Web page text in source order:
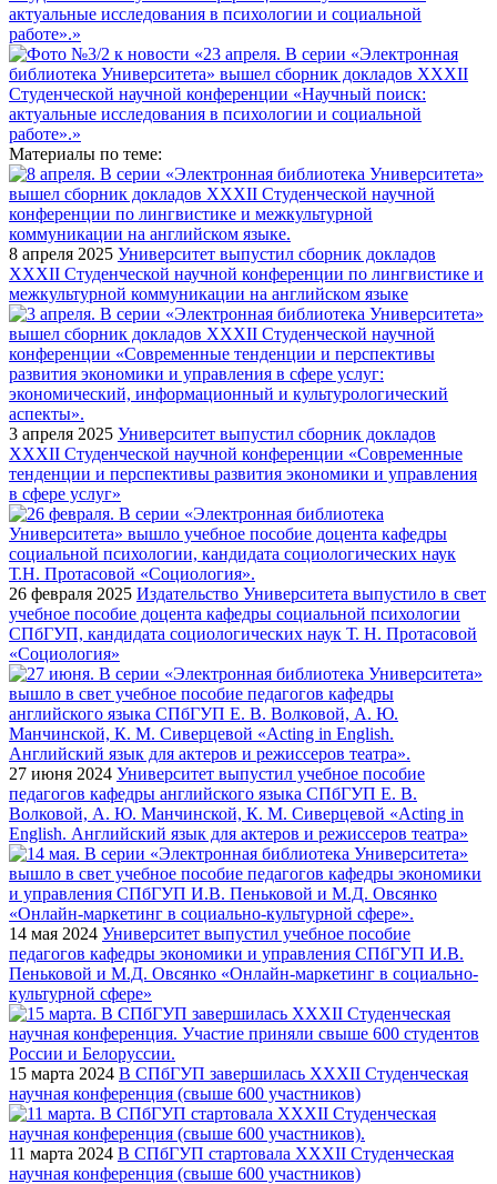
Материалы по теме:
8 апреля 2025 Университет выпустил сборник докладов
XXXII Студенческой научной конференции по лингвистике и
межкультурной коммуникации на английском языке
3 апреля 2025 Университет выпустил сборник докладов
XXXII Студенческой научной конференции «Современные
тенденции и перспективы развития экономики и управления
в сфере услуг»
26 февраля 2025 Издательство Университета выпустило в свет
учебное пособие доцента кафедры социальной психологии
СПбГУП, кандидата социологических наук Т. Н. Протасовой
«Социология»
27 июня 2024 Университет выпустил учебное пособие
педагогов кафедры английского языка СПбГУП Е. В.
Волковой, А. Ю. Манчинской, К. М. Сиверцевой «Acting in
English. Английский язык для актеров и режиссеров театра»
14 мая 2024 Университет выпустил учебное пособие
педагогов кафедры экономики и управления СПбГУП И.В.
Пеньковой и М.Д. Овсянко «Онлайн-маркетинг в социально-
культурной сфере»
15 марта 2024 В СПбГУП завершилась XXXII Студенческая
научная конференция (свыше 600 участников)
11 марта 2024 В СПбГУП стартовала XXXII Студенческая
научная конференция (свыше 600 участников)